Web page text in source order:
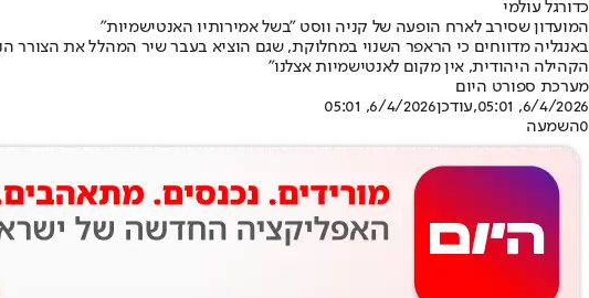
כדורגל עולמי
המועדון שסירב לארח הופעה של קניה ווסט "בשל אמירותיו האנטישמיות"
באנגליה מדווחים כי הראפר השנוי במחלוקת, שגם הוציא בעבר שיר המהלל את הצורר
הקהילה היהודית, אין מקום לאנטישמיות אצלנו"
מערכת ספורט היום
6/4/2026, 05:01
,עודכן6/4/2026, 05:01
0השמעה